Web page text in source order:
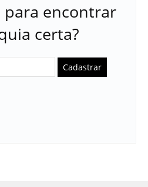
para encontrar
certa?
Cadastrar